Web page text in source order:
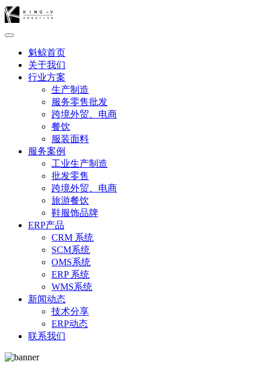
魁鲸首页
关于我们
行业方案
生产制造
服务零售批发
跨境外贸、电商
餐饮
服装面料
服务案例
工业生产制造
批发零售
跨境外贸、电商
旅游餐饮
鞋服饰品牌
ERP产品
CRM 系统
SCM系统
OMS系统
ERP 系统
WMS系统
新闻动态
技术分享
ERP动态
联系我们